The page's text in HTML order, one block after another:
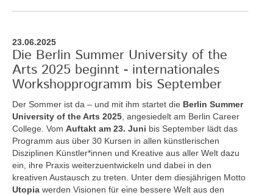
23.06.2025
Die Berlin Summer University of the
Arts 2025 beginnt - internationales
Workshopprogramm bis September
Der Sommer ist da – und mit ihm startet die Berlin Summer
University of the Arts 2025 , angesiedelt am Berlin Career
College. Vom Auftakt am 23. Juni bis September lädt das
Programm aus über 30 Kursen in allen künstlerischen
Disziplinen Künstler*innen und Kreative aus aller Welt dazu
ein, ihre Praxis weiterzuentwickeln und dabei in den
kreativen Austausch zu treten. Unter dem diesjährigen Motto
Utopia werden Visionen für eine bessere Welt aus den